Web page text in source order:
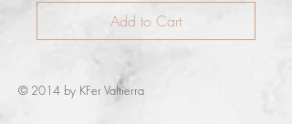
Add to Cart
© 2014 by KFer Valtierra